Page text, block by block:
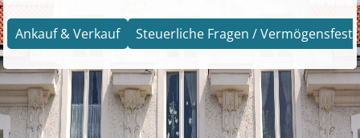
Ankauf & Verkauf Steuerliche Fragen /